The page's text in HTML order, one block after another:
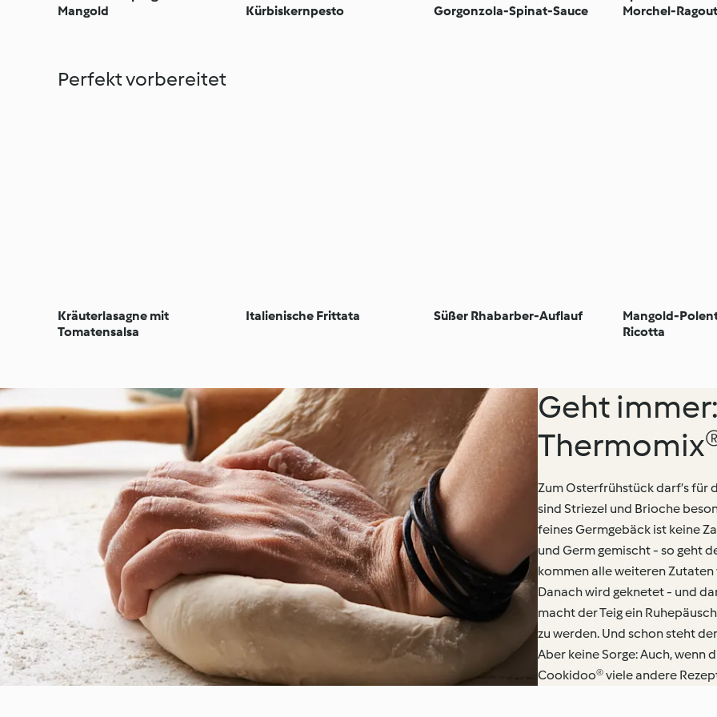
Mangold
Kürbiskernpesto
Gorgonzola-Spinat-Sauce
Morchel-Ragout
Perfekt vorbereitet
Kräuterlasagne mit
Tomatensalsa
Italienische Frittata Süßer Rhabarber-Auflauf
Mangold-
Ricotta
Geht
Zum Osterfrühstück darf’s für
sind Striezel und Brioche
feines Germgebäck ist keine
und Germ gemischt - so geht
kommen alle weiteren
Danach wird geknetet - und
macht der Teig ein
zu werden. Und schon steht
Aber keine Sorge: Auch, wenn
Cookidoo® viele andere